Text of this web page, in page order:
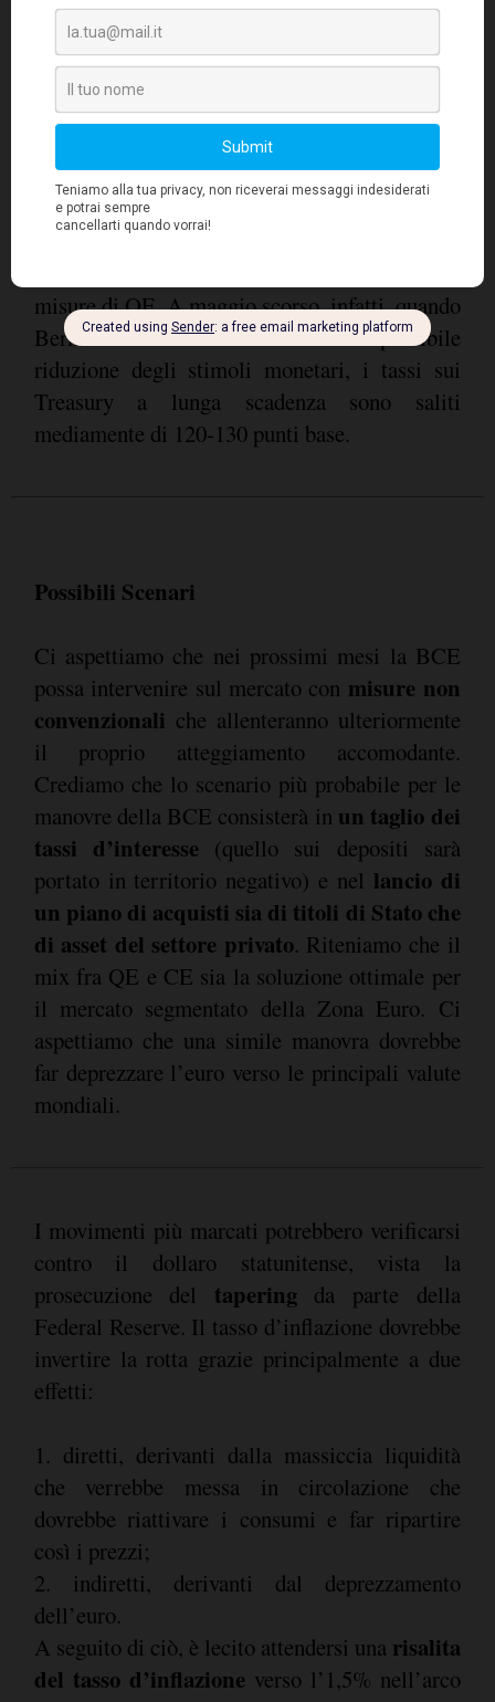
calo dei prezzi delle commodity. Sul fronte
governativo, l’accelerazione dell’inflazione ha
spinto al rialzo i tassi d’interesse dei titoli di
Stato. Gli acquisti di titoli governativi da parte
delle Banche centrali hanno attenuato le
rialziste sui tassidovute alla ripresa
dell’inflazione. Nel caso statunitense è stato
anche possibile misurare quanto la Fed sia
misure di QE. A maggio scorso, infatti, quando
Bernanke aveva annunciato la possibile
riduzione degli stimoli monetari, i tassi sui
Treasury a lunga scadenza sono saliti
mediamente di 120-130 punti base.
Possibili Scenari
Ci aspettiamo che nei prossimi mesi la BCE
possa intervenire sul mercato con misure non
convenzionali che allenteranno ulteriormente
il proprio atteggiamento accomodante.
Crediamo che lo scenario più probabile per le
manovre della BCE consisterà in un taglio dei
tassi d’interesse (quello sui depositi sarà
portato in territorio negativo) e nel lancio di
un piano di acquisti sia di titoli di Stato che
di asset del settore privato. Riteniamo che il
mix fra QE e CE sia la soluzione ottimale per
il mercato segmentato della Zona Euro. Ci
aspettiamo che una simile manovra dovrebbe
far deprezzare l’euro verso le principali valute
mondiali.
I movimenti più marcati potrebbero verificarsi
contro il dollaro statunitense, vista la
prosecuzione del taperingda parte della
Federal Reserve. Il tasso d’inflazione dovrebbe
invertire la rotta grazie principalmente a due
effetti:
1. diretti, derivanti dalla massiccia liquidità
che verrebbe messa in circolazione che
dovrebbe riattivare i consumi e far ripartire
così i prezzi;
2. indiretti, derivanti dal deprezzamento
dell’euro.
A seguito di ciò, è lecito attendersi una risalita
del tasso d’inflazione verso l’1,5% nell’arco